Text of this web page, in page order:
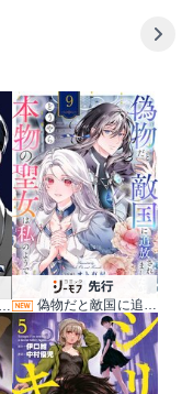
偽物だと敵国に追放されましたが、どうやら本物の聖女は私のようです。 9巻